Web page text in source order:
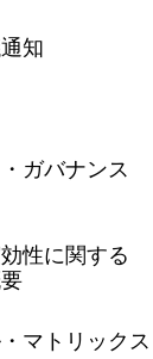
知
ガバナンス
性に関する
マトリックス